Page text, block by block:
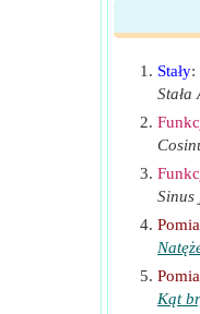
Pin
r
RF
S
η
θ Kąt
θi
Stały:
Stała
Sinus
Kąt